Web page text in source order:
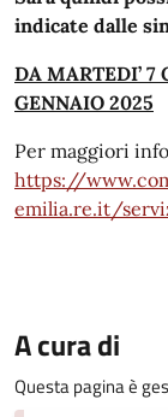
indicate dalle
DA MARTEDI’ 7
GENNAIO 2025
Per maggiori
https://
emilia.re.it/
A cura di
Questa pagina è